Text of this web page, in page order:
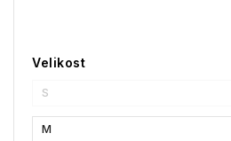
Velikost
S
M